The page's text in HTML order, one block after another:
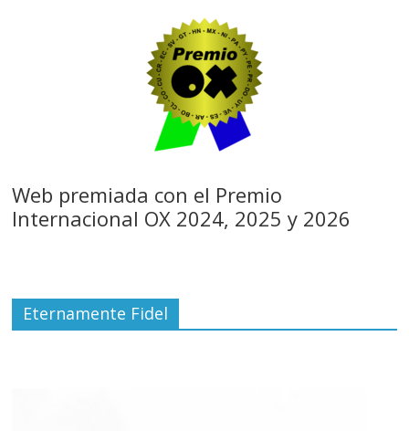
Web premiada con el Premio
Internacional OX 2024, 2025 y 2026
Eternamente Fidel